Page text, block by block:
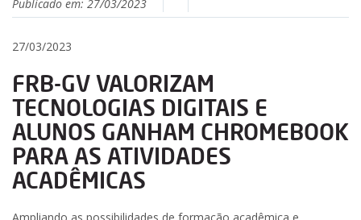
Publicado em: 27/03/2023
27/03/2023
FRB-GV VALORIZAM
TECNOLOGIAS DIGITAIS E
ALUNOS GANHAM CHROMEBOOK
PARA AS ATIVIDADES
ACADÊMICAS